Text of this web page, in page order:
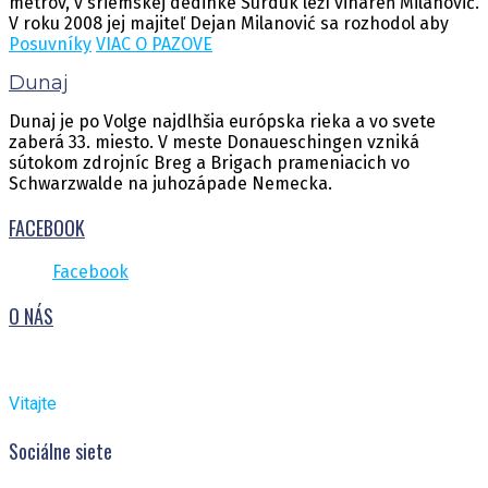
V roku 2008 jej majiteľ Dejan Milanović sa rozhodol aby
Posuvníky VIAC O PAZOVE
Dunaj
Dunaj je po Volge najdlhšia európska rieka a vo svete
zaberá 33. miesto. V meste Donaueschingen vzniká
sútokom zdrojníc Breg a Brigach prameniacich vo
Schwarzwalde na juhozápade Nemecka.
FACEBOOK
Facebook
O NÁS
Vitajte
Sociálne siete